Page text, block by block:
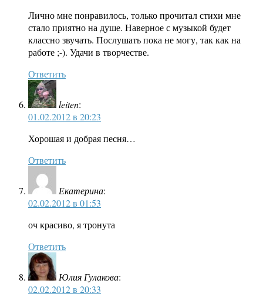
Лично мне понравилось, только прочитал стихи мне
стало приятно на душе. Наверное с музыкой будет
классно звучать. Послушать пока не могу, так как на
работе ;-). Удачи в творчестве.
Ответить
leiten:
01.02.2012 в 20:23
Хорошая и добрая песня…
Ответить
Екатерина:
02.02.2012 в 01:53
оч красиво, я тронута
Ответить
Юлия Гулакова:
02.02.2012 в 20:33